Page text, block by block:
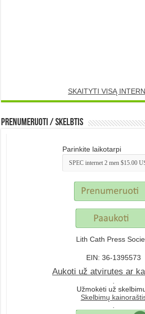
SKAITYTI VISĄ
Prenumeruoti / Skelbtis
Parinkite laikotarpi
Lith Cath Press
EIN: 36-1395573
Aukoti už atvirutes ar
Užmokėti už
Skelbimų